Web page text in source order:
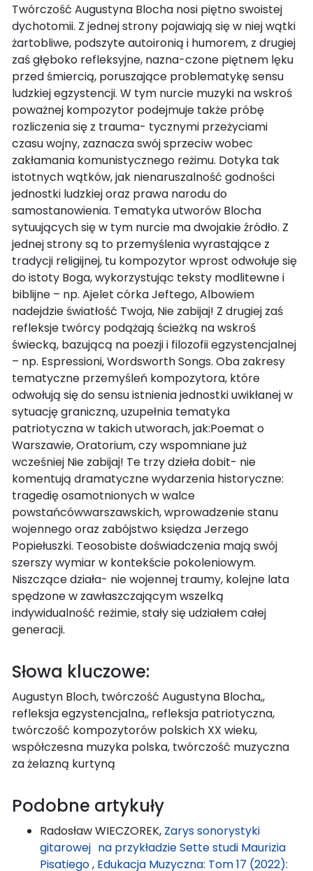
Twórczość Augustyna Blocha nosi piętno swoistej
dychotomii. Z jednej strony pojawiają się w niej wątki
żartobliwe, podszyte autoironią i humorem, z drugiej
zaś głęboko refleksyjne, nazna-czone piętnem lęku
przed śmiercią, poruszające problematykę sensu
ludzkiej egzystencji. W tym nurcie muzyki na wskroś
poważnej kompozytor podejmuje także próbę
rozliczenia się z trauma- tycznymi przeżyciami
czasu wojny, zaznacza swój sprzeciw wobec
zakłamania komunistycznego reżimu. Dotyka tak
istotnych wątków, jak nienaruszalność godności
jednostki ludzkiej oraz prawa narodu do
samostanowienia. Tematyka utworów Blocha
sytuujących się w tym nurcie ma dwojakie źródło. Z
jednej strony są to przemyślenia wyrastające z
tradycji religijnej, tu kompozytor wprost odwołuje się
do istoty Boga, wykorzystując teksty modlitewne i
biblijne – np. Ajelet córka Jeftego, Albowiem
nadejdzie światłość Twoja, Nie zabijaj! Z drugiej zaś
refleksje twórcy podążają ścieżką na wskroś
świecką, bazującą na poezji i filozofii egzystencjalnej
– np. Espressioni, Wordsworth Songs. Oba zakresy
tematyczne przemyśleń kompozytora, które
odwołują się do sensu istnienia jednostki uwikłanej w
sytuację graniczną, uzupełnia tematyka
patriotyczna w takich utworach, jak:Poemat o
Warszawie, Oratorium, czy wspomniane już
wcześniej Nie zabijaj! Te trzy dzieła dobit- nie
komentują dramatyczne wydarzenia historyczne:
tragedię osamotnionych w walce
powstańcówwarszawskich, wprowadzenie stanu
wojennego oraz zabójstwo księdza Jerzego
Popiełuszki. Teosobiste doświadczenia mają swój
szerszy wymiar w kontekście pokoleniowym.
Niszczące działa- nie wojennej traumy, kolejne lata
spędzone w zawłaszczającym wszelką
indywidualność reżimie, stały się udziałem całej
generacji.
Słowa kluczowe:
Augustyn Bloch, twórczość Augustyna Blocha,,
refleksja egzystencjalna,, refleksja patriotyczna,
twórczość kompozytorów polskich XX wieku,
współczesna muzyka polska, twórczość muzyczna
za żelazną kurtyną
Podobne artykuły
Radosław WIECZOREK, Zarys sonorystyki
gitarowej na przykładzie Sette studi Maurizia
Pisatiego, Edukacja Muzyczna: Tom 17 (2022):